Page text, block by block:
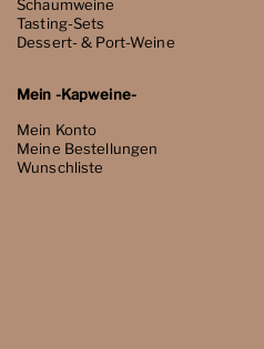
Schaumweine
Tasting-Sets
Dessert- & Port-Weine
Mein -Kapweine-
Mein Konto
Meine Bestellungen
Wunschliste